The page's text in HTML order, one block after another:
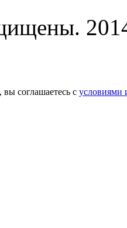
соглашаетесь с условиями